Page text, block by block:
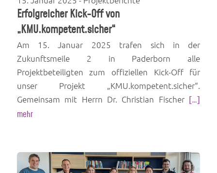
Erfolgreicher Kick-Off von
„KMU.kompetent.sicher“
Am 15. Januar 2025 trafen sich in der
Zukunftsmeile 2 in Paderborn alle
Projektbeteiligten zum offiziellen Kick-Off für
unser Projekt „KMU.kompetent.sicher“.
Gemeinsam mit Herrn Dr. Christian Fischer[…]
mehr